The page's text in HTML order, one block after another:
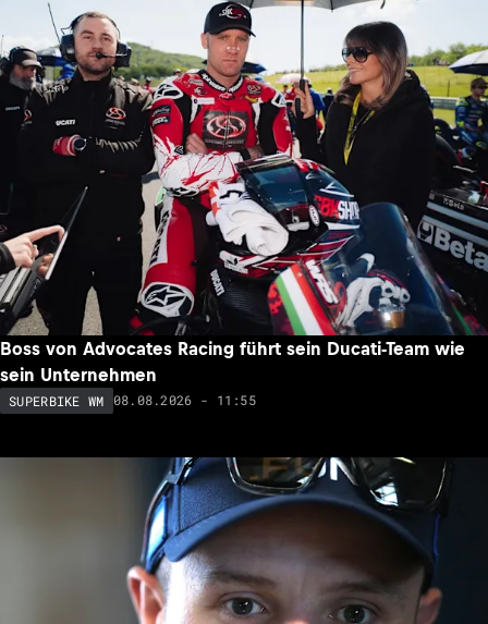
Boss von Advocates Racing führt sein Ducati-Team wie
sein Unternehmen
SUPERBIKE WM 08.08.2026 - 11:55